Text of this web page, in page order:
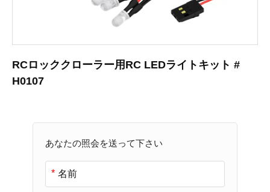
あなたの照会を送って下さい
*
RCロッククローラー用RC LEDライトキット #
H0107